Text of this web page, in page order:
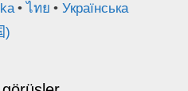
ไทย
Українська
)